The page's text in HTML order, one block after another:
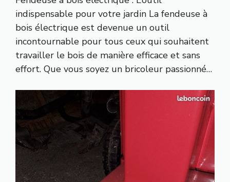
indispensable pour votre jardin La fendeuse à
bois électrique est devenue un outil
incontournable pour tous ceux qui souhaitent
travailler le bois de manière efficace et sans
effort. Que vous soyez un bricoleur passionné…